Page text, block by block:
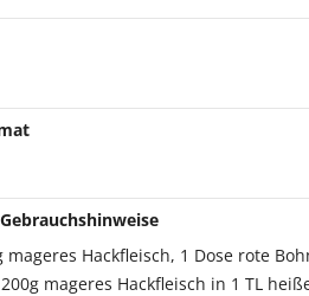
mageres Hackfleisch, 1 Dose rote
mageres Hackfleisch in 1 TL